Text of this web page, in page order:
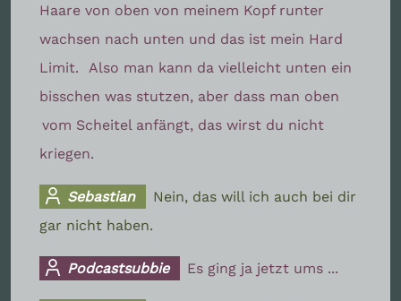
Haare von oben von meinem Kopf runter
wachsen nach unten und das ist mein Hard
Limit.
Also man kann da vielleicht unten ein
bisschen was stutzen, aber dass man oben
vom Scheitel anfängt, das wirst du nicht
kriegen.
Sebastian
Nein, das will ich auch bei dir
gar nicht haben.
Podcastsubbie Es ging ja jetzt ums ...